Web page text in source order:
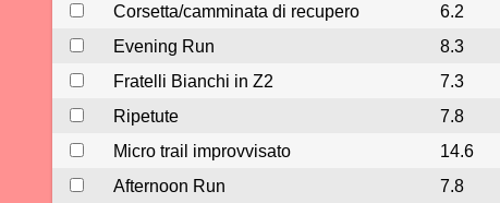
Corsetta/camminata di recupero
6.2
Evening Run
8.3
Fratelli Bianchi in Z2
7.3
Ripetute
7.8
Micro trail improvvisato
14.6
Afternoon Run
7.8